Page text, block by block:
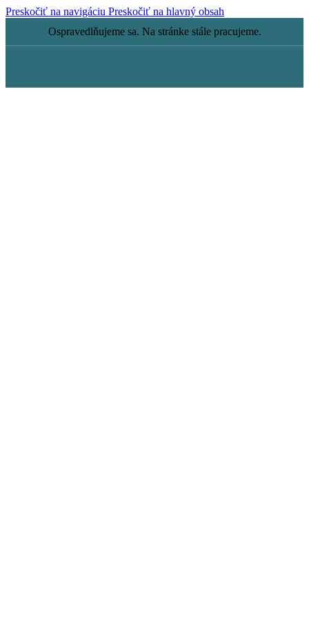
Preskočiť na navigáciu Preskočiť na hlavný obsah
Ospravedlňujeme sa. Na stránke stále pracujeme.